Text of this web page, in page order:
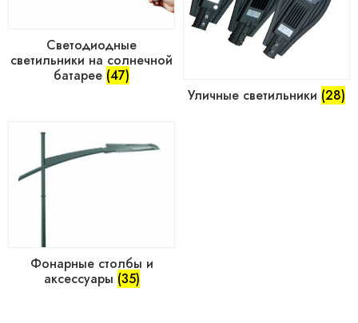
Cветодиодные
светильники на солнечной
батарее (47)
Уличные светильники (28)
Фонарные столбы и
аксессуары (35)